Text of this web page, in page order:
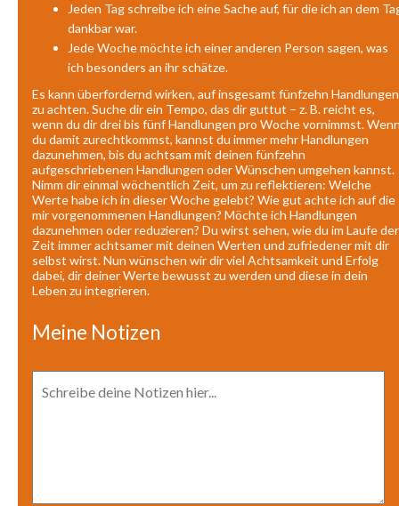
Jeden Tag schreibe ich eine Sache auf, für die ich an dem
dankbar war.
Jede Woche möchte ich einer anderen Person sagen, was
ich besonders an ihr schätze.
Es kann überfordernd wirken, auf insgesamt fünfzehn Handlungen
zu achten. Suche dir ein Tempo, das dir guttut – z. B. reicht es,
wenn du dir drei bis fünf Handlungen pro Woche vornimmst.
du damit zurechtkommst, kannst du immer mehr Handlungen
dazunehmen, bis du achtsam mit deinen fünfzehn
aufgeschriebenen Handlungen oder Wünschen umgehen kannst.
Nimm dir einmal wöchentlich Zeit, um zu reflektieren: Welche
Werte habe ich in dieser Woche gelebt? Wie gut achte ich auf die
mir vorgenommenen Handlungen? Möchte ich Handlungen
dazunehmen oder reduzieren? Du wirst sehen, wie du im Laufe der
Zeit immer achtsamer mit deinen Werten und zufriedener mit dir
selbst wirst. Nun wünschen wir dir viel Achtsamkeit und Erfolg
dabei, dir deiner Werte bewusst zu werden und diese in dein
Leben zu integrieren.
Meine Notizen